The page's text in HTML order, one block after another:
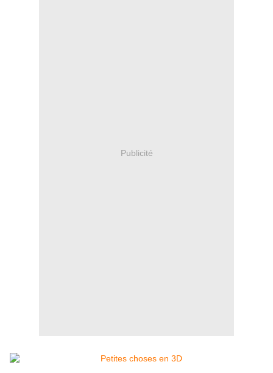
Publicité